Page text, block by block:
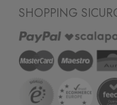
SHOPPING